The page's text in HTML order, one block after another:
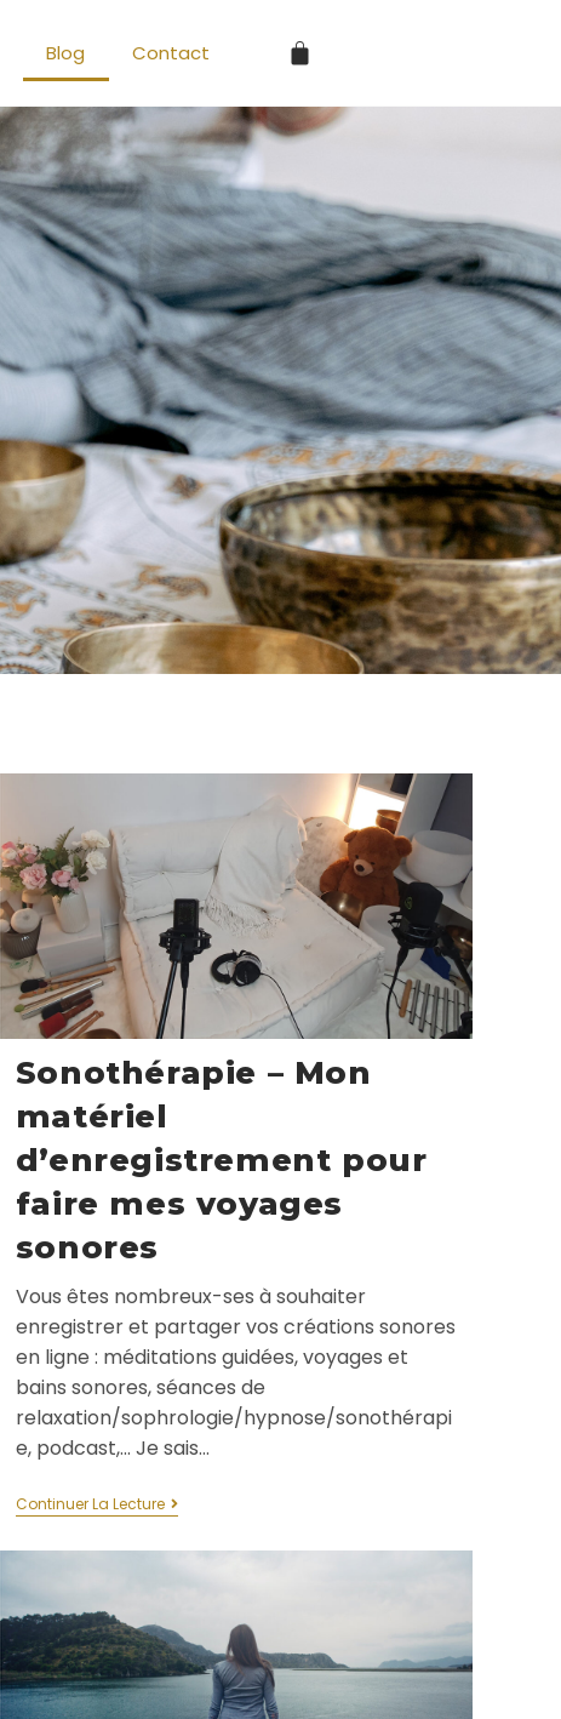
Blog Contact
Sonothérapie – Mon
matériel
d’enregistrement pour
faire mes voyages
sonores
Vous êtes nombreux-ses à souhaiter
enregistrer et partager vos créations sonores
en ligne : méditations guidées, voyages et
bains sonores, séances de
relaxation/sophrologie/hypnose/sonothérapi
e, podcast,... Je sais…
Continuer La Lecture